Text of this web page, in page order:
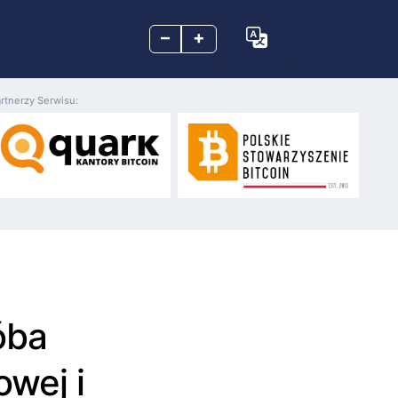
– +
Serwisu:
i